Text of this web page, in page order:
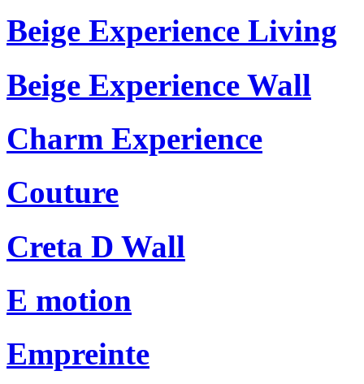
Beige Experience Living
Beige Experience Wall
Charm Experience
Couture
Creta D Wall
E motion
Empreinte